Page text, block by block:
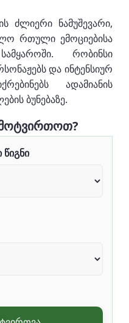
ძლიერი ნამუშევარი,
რთული ემოციებისა
რობინსი
და ინტენსიურ
ადამიანის
ბუნებაზე.